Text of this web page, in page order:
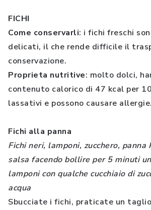
FICHI
Come conservarli: i fichi freschi
delicati, il che rende difficile il
conservazione.
Proprieta nutritive: molto dolci,
contenuto calorico di 47 kcal per
lassativi e possono causare allergie.
Fichi alla panna
Fichi neri, lamponi, zucchero, panna
salsa facendo bollire per 5 minuti
lamponi con qualche cucchiaio di
acqua
Sbucciate i fichi, praticate un